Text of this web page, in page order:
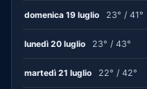
domenica 19 luglio 23° / 41°
lunedì 20 luglio 23° / 43°
martedì 21 luglio 22° / 42°